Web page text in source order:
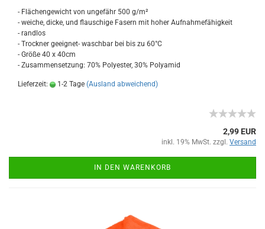
- Flächengewicht von ungefähr 500 g/m²
- weiche, dicke, und flauschige Fasern mit hoher Aufnahmefähigkeit
- randlos
- Trockner geeignet- waschbar bei bis zu 60°C
- Größe 40 x 40cm
- Zusammensetzung: 70% Polyester, 30% Polyamid
Lieferzeit: 1-2 Tage (Ausland abweichend)
2,99 EUR
inkl. 19% MwSt. zzgl. Versand
IN DEN WARENKORB